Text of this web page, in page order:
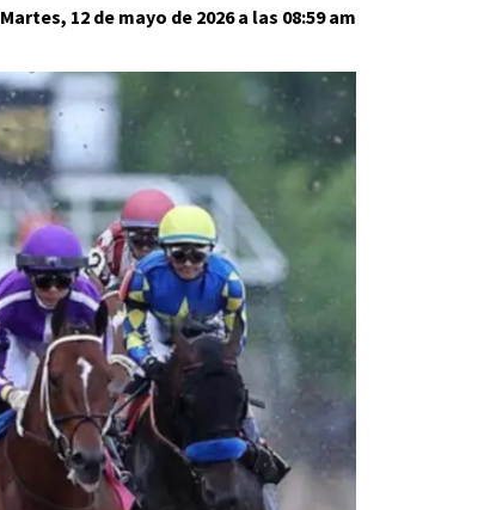
Martes, 12 de mayo de 2026 a las 08:59 am